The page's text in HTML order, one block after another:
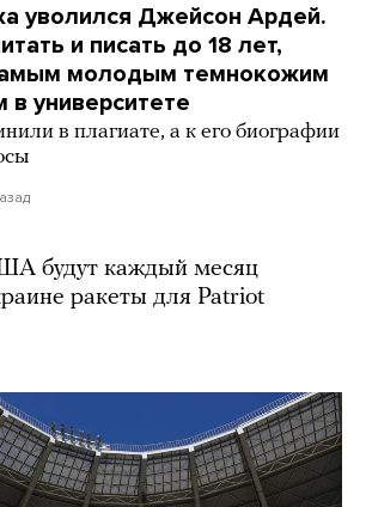
уволился Джейсон Ардей.
и писать до 18 лет,
молодым темнокожим
в университете
в плагиате, а к его биографии
будут каждый месяц
ракеты для Patriot